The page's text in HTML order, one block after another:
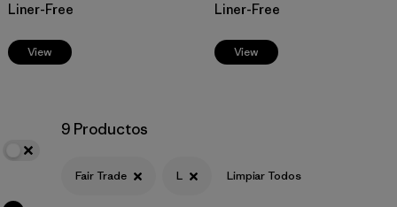
XS (11)
S (11)
(10)
Liner-Free
View
Liner-Free
View
9 Productos
Fair Trade L Limpiar Todos